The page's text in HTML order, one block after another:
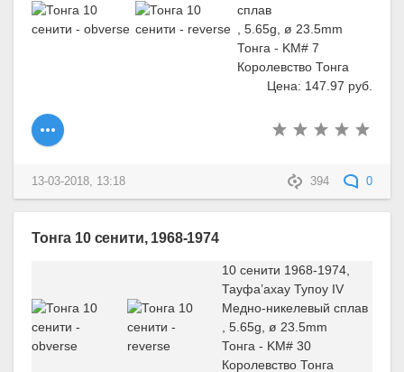
сплав
, 5.65g, ø 23.5mm
Тонга - KM# 7
Королевство Тонга
Цена: 147.97 руб.
394 0
13-03-2018, 13:18
Тонга 10 сенити, 1968-1974
10 сенити 1968-1974,
Тауфа’ахау Тупоу IV
Медно-никелевый сплав
, 5.65g, ø 23.5mm
Тонга - KM# 30
Королевство Тонга